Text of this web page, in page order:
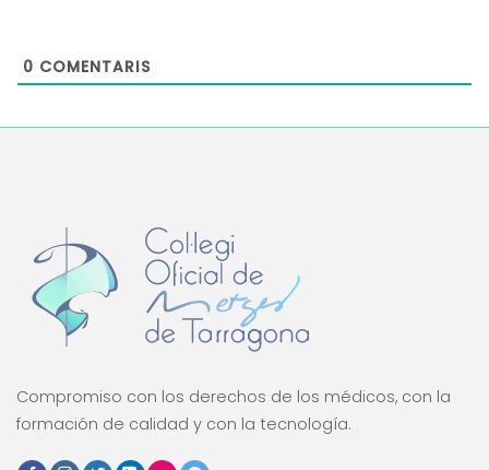
0 COMENTARIS
Compromiso con los derechos de los médicos, con la
formación de calidad y con la tecnología.